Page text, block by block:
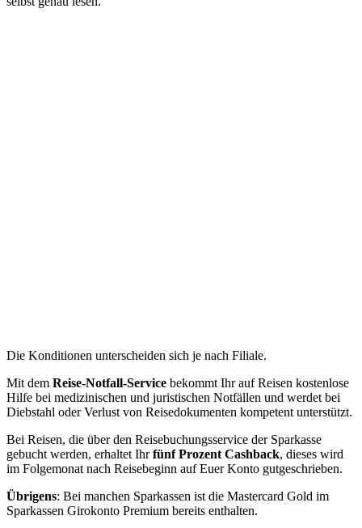
Die Konditionen unterscheiden sich je nach Filiale.
Mit dem Reise-Notfall-Service bekommt Ihr auf Reisen kostenlose
Hilfe bei medizinischen und juristischen Notfällen und werdet bei
Diebstahl oder Verlust von Reisedokumenten kompetent unterstützt.
Bei Reisen, die über den Reisebuchungsservice der Sparkasse
gebucht werden, erhaltet Ihrfünf Prozent Cashback, dieses wird
im Folgemonat nach Reisebeginn auf Euer Konto gutgeschrieben.
Übrigens: Bei manchen Sparkassen ist die Mastercard Gold im
Sparkassen Girokonto Premium bereits enthalten.